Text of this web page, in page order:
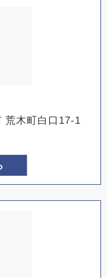
荒木町白口17-1